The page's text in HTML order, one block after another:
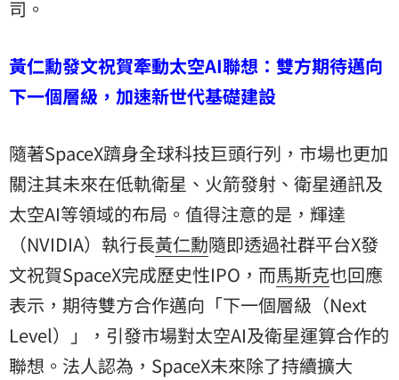
司。
黃仁勳發文祝賀牽動太空AI聯想：雙方期待邁向
下一個層級，加速新世代基礎建設
隨著SpaceX躋身全球科技巨頭行列，市場也更加
關注其未來在低軌衛星、火箭發射、衛星通訊及
太空AI等領域的布局。值得注意的是，輝達
（NVIDIA）執行長黃仁勳隨即透過社群平台X發
文祝賀SpaceX完成歷史性IPO，而馬斯克也回應
表示，期待雙方合作邁向「下一個層級（Next
Level）」，引發市場對太空AI及衛星運算合作的
聯想。法人認為，SpaceX未來除了持續擴大